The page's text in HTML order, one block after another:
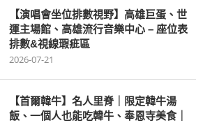
【演唱會坐位排數視野】高雄巨蛋、世
運主場館、高雄流行音樂中心 – 座位表
排數&視線瑕疵區
2026-07-21
【首爾韓牛】名人里脊｜限定韓牛湯
飯、一個人也能吃韓牛、奉恩寺美食｜